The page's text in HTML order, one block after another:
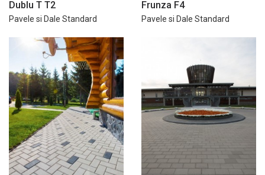
Dublu T T2
Pavele si Dale Standard
Frunza F4
Pavele si Dale Standard